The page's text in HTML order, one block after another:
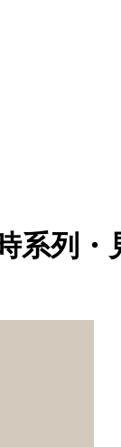
系列・